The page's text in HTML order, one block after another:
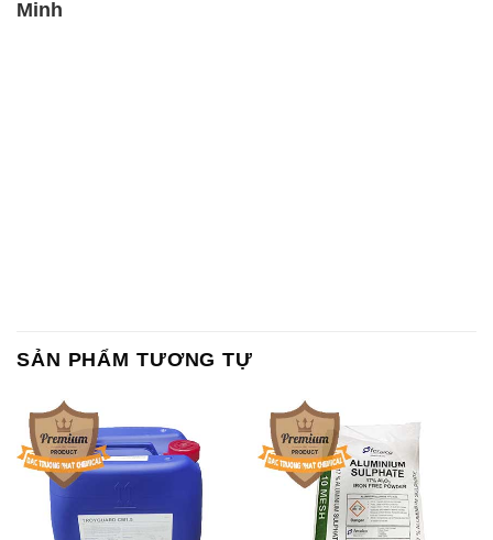
Minh
SẢN PHẨM TƯƠNG TỰ